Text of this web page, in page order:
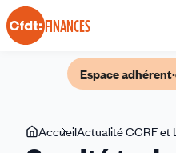
Panneau de gestion des cookies
FINANCES
Espace
VousAccueilActualité CCRF et